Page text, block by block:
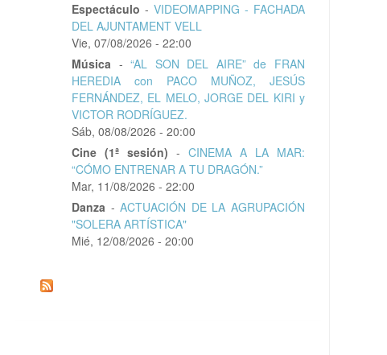
Espectáculo - VIDEOMAPPING - FACHADA
DEL AJUNTAMENT VELL
Vie, 07/08/2026 - 22:00
Música -“AL SON DEL AIRE” de FRAN
HEREDIA con PACO MUÑOZ, JESÚS
FERNÁNDEZ, EL MELO, JORGE DEL KIRI y
VICTOR RODRÍGUEZ.
Sáb, 08/08/2026 - 20:00
Cine (1ª sesión) - CINEMA A LA MAR:
“CÓMO ENTRENAR A TU DRAGÓN.”
Mar, 11/08/2026 - 22:00
Danza -ACTUACIÓN DE LA AGRUPACIÓN
"SOLERA ARTÍSTICA"
Mié, 12/08/2026 - 20:00